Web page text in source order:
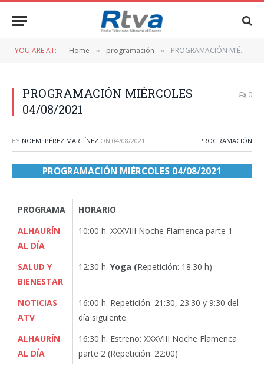
YOU ARE AT: Home » programación » PROGRAMACIÓN MIÉRCOLES 04/08/2021
PROGRAMACIÓN MIÉRCOLES
04/08/2021
0
BY NOEMI PÉREZ MARTÍNEZ ON 04/08/2021 PROGRAMACIÓN
PROGRAMACIÓN MIÉRCOLES 04/08/2021
PROGRAMA
HORARIO
ALHAURÍN
AL DÍA
10:00 h. XXXVIII Noche Flamenca parte 1
SALUD Y
BIENESTAR
12:30 h. Yoga (Repetición: 18:30 h)
NOTICIAS
ATV
16:00 h. Repetición: 21:30, 23:30 y 9:30 del
día siguiente.
ALHAURÍN
AL DÍA
16:30 h. Estreno: XXXVIII Noche Flamenca
parte 2 (Repetición: 22:00)